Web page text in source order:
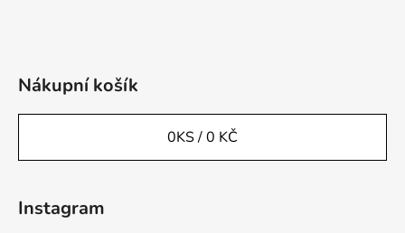
Nákupní košík
0KS /0 KČ
Instagram